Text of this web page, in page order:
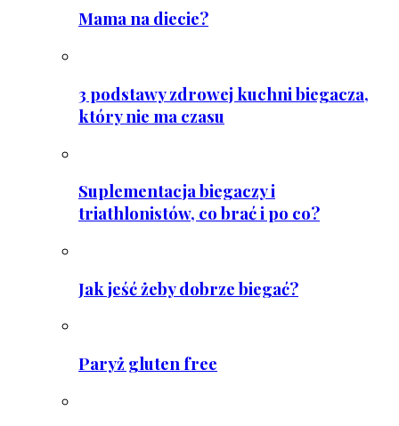
Mama na diecie?
3 podstawy zdrowej kuchni biegacza,
który nie ma czasu
Suplementacja biegaczy i
triathlonistów, co brać i po co?
Jak jeść żeby dobrze biegać?
Paryż gluten free